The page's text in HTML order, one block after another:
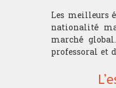
Les meilleurs
nationalité
marché
professoral et